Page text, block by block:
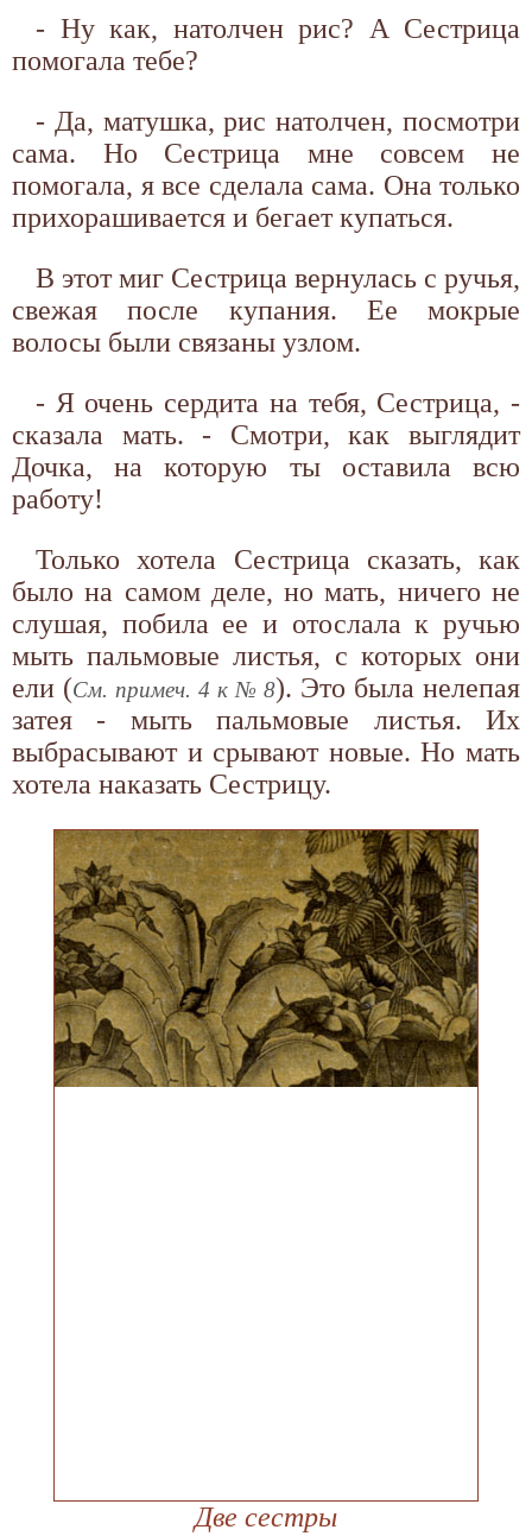
- Ну как, натолчен рис? А Сестрица
помогала тебе?
- Да, матушка, рис натолчен, посмотри
сама. Но Сестрица мне совсем не
помогала, я все сделала сама. Она только
прихорашивается и бегает купаться.
В этот миг Сестрица вернулась с ручья,
свежая после купания. Ее мокрые
волосы были связаны узлом.
- Я очень сердита на тебя, Сестрица, -
сказала мать. - Смотри, как выглядит
Дочка, на которую ты оставила всю
работу!
Только хотела Сестрица сказать, как
было на самом деле, но мать, ничего не
слушая, побила ее и отослала к ручью
мыть пальмовые листья, с которых они
ели (См. примеч. 4 к № 8). Это была нелепая
затея - мыть пальмовые листья. Их
выбрасывают и срывают новые. Но мать
хотела наказать Сестрицу.
Две сестры